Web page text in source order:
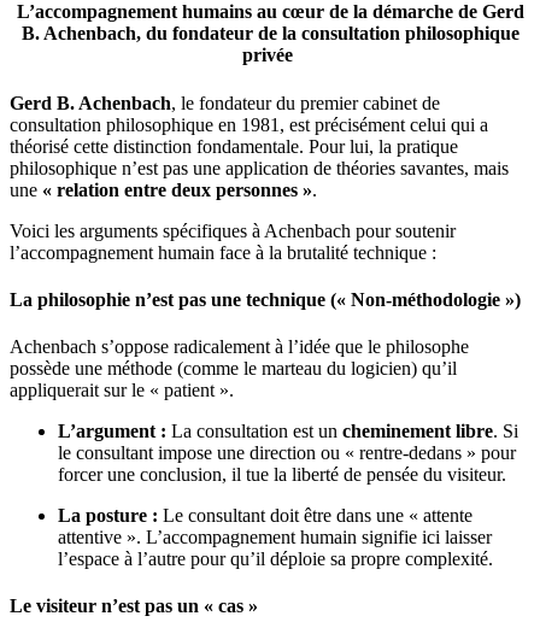
L’accompagnement humains au cœur de la démarche de Gerd
B. Achenbach, du fondateur de la consultation philosophique
privée
Gerd B. Achenbach, le fondateur du premier cabinet de
consultation philosophique en 1981, est précisément celui qui a
théorisé cette distinction fondamentale. Pour lui, la pratique
philosophique n’est pas une application de théories savantes, mais
une « relation entre deux personnes ».
Voici les arguments spécifiques à Achenbach pour soutenir
l’accompagnement humain face à la brutalité technique :
La philosophie n’est pas une technique (« Non-méthodologie »)
Achenbach s’oppose radicalement à l’idée que le philosophe
possède une méthode (comme le marteau du logicien) qu’il
appliquerait sur le « patient ».
L’argument : La consultation est un cheminement libre. Si
le consultant impose une direction ou « rentre-dedans » pour
forcer une conclusion, il tue la liberté de pensée du visiteur.
La posture : Le consultant doit être dans une « attente
attentive ». L’accompagnement humain signifie ici laisser
l’espace à l’autre pour qu’il déploie sa propre complexité.
Le visiteur n’est pas un « cas »